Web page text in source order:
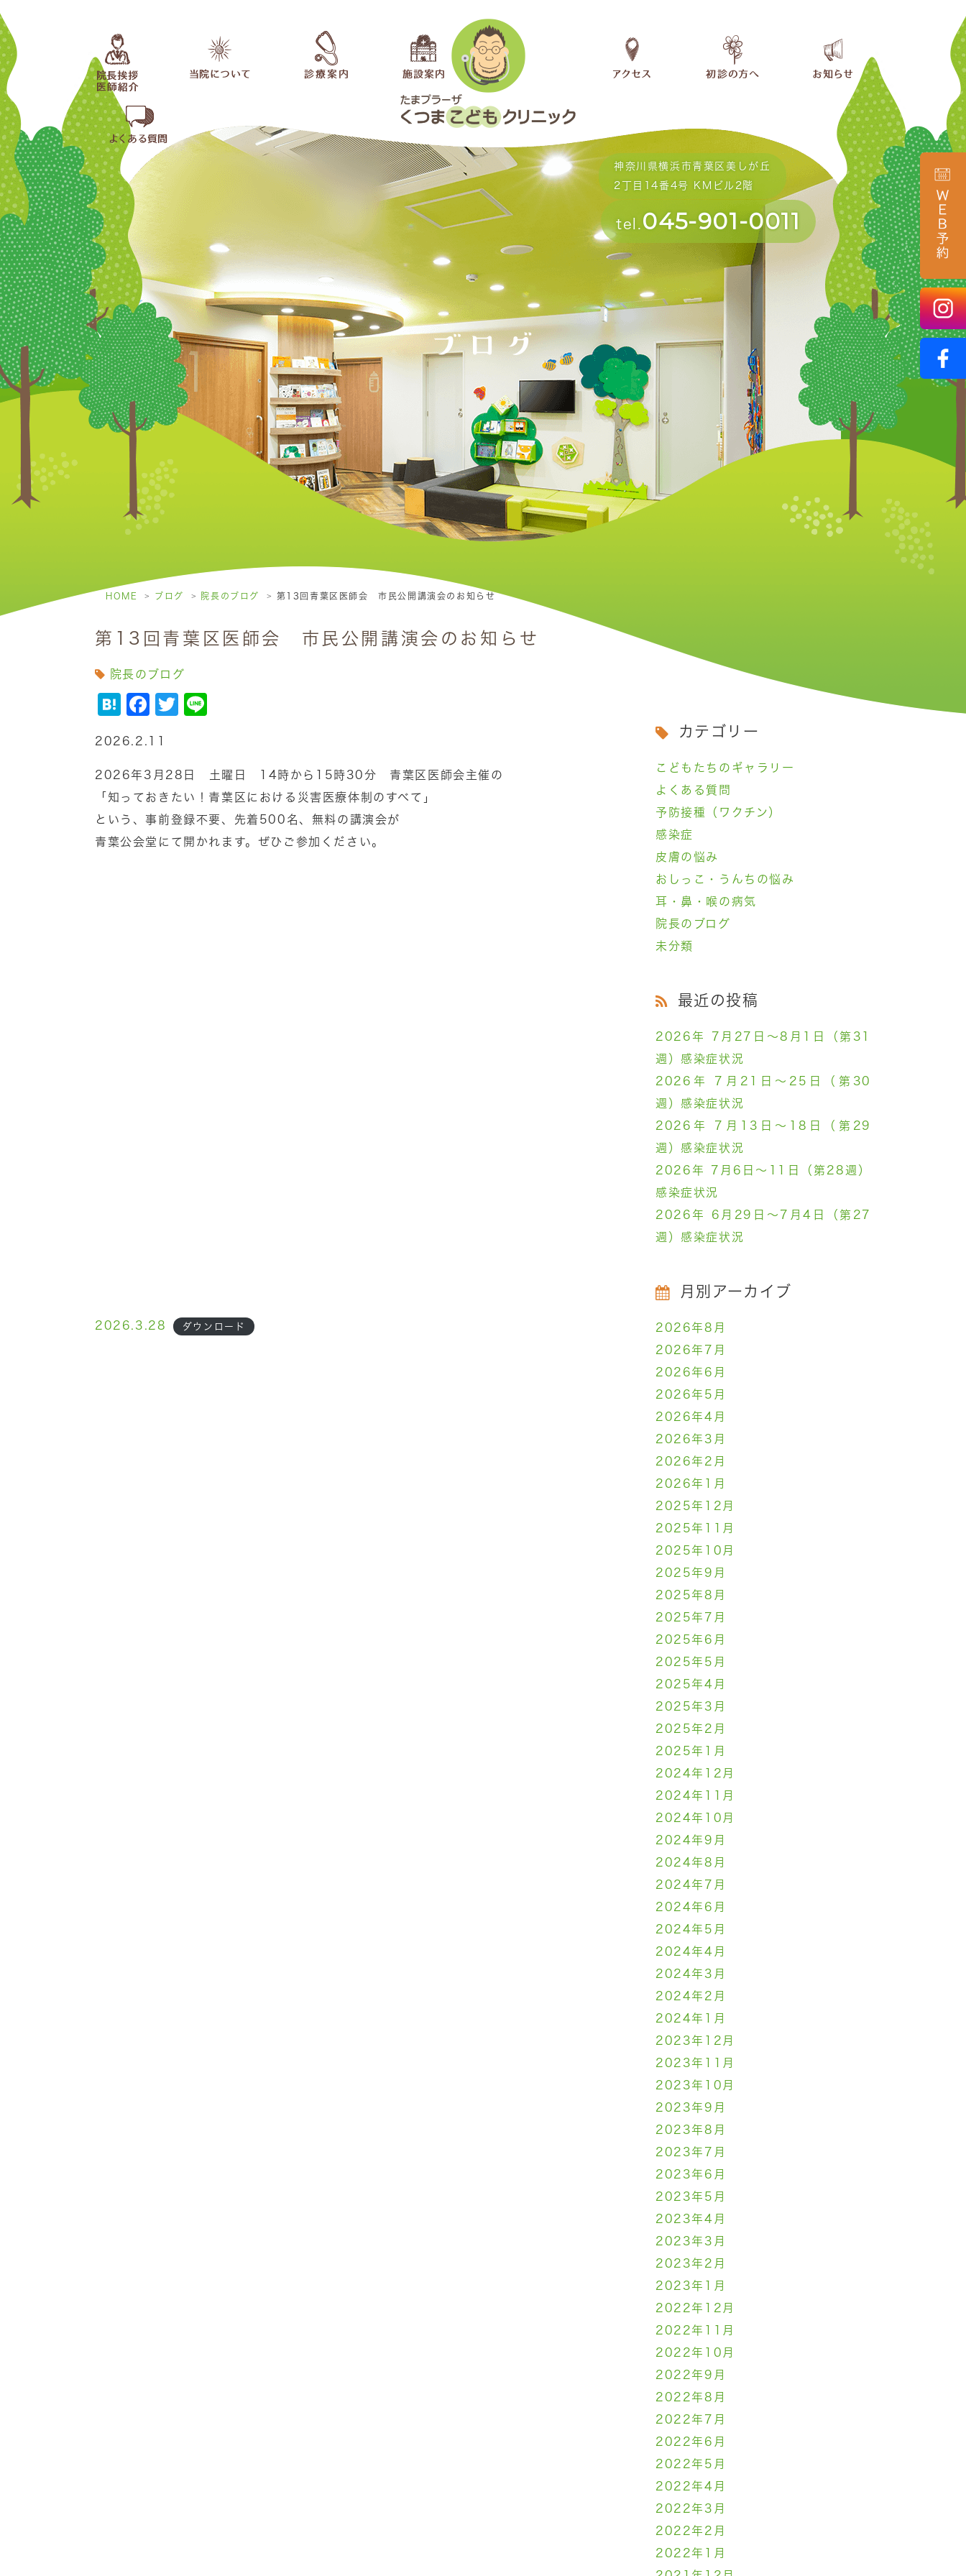
神奈川県横浜市青葉区美しが丘
2丁目14番4号 KMビル2階
tel. 045-901-0011
ブログ
HOME ブログ 院長のブログ 第13回青葉区医師会 市民公開講演会のお知らせ
第13回青葉区医師会 市民公開講演会のお知らせ
院長のブログ
Hatena
Facebook
Twitter
2026.2.11
2026年3月28日 土曜日 14時から15時30分 青葉区医師会主催の
「知っておきたい！青葉区における災害医療体制のすべて」
という、事前登録不要、先着500名、無料の講演会が
青葉公会堂にて開かれます。ぜひご参加ください。
2026.3.28 ダウンロード
カテゴリー
こどもたちのギャラリー
よくある質問
予防接種（ワクチン）
感染症
皮膚の悩み
おしっこ・うんちの悩み
耳・鼻・喉の病気
院長のブログ
未分類
最近の投稿
2026年 7月27日～8月1日（第31
週）感染症状況
2026年 7月21日～25日（第30
週）感染症状況
2026年 7月13日～18日（第29
週）感染症状況
2026年 7月6日～11日（第28週）
感染症状況
2026年 6月29日～7月4日（第27
週）感染症状況
月別アーカイブ
2026年8月
2026年7月
2026年6月
2026年5月
2026年4月
2026年3月
2026年2月
2026年1月
2025年12月
2025年11月
2025年10月
2025年9月
2025年8月
2025年7月
2025年6月
2025年5月
2025年4月
2025年3月
2025年2月
2025年1月
2024年12月
2024年11月
2024年10月
2024年9月
2024年8月
2024年7月
2024年6月
2024年5月
2024年4月
2024年3月
2024年2月
2024年1月
2023年12月
2023年11月
2023年10月
2023年9月
2023年8月
2023年7月
2023年6月
2023年5月
2023年4月
2023年3月
2023年2月
2023年1月
2022年12月
2022年11月
2022年10月
2022年9月
2022年8月
2022年7月
2022年6月
2022年5月
2022年4月
2022年3月
2022年2月
2022年1月